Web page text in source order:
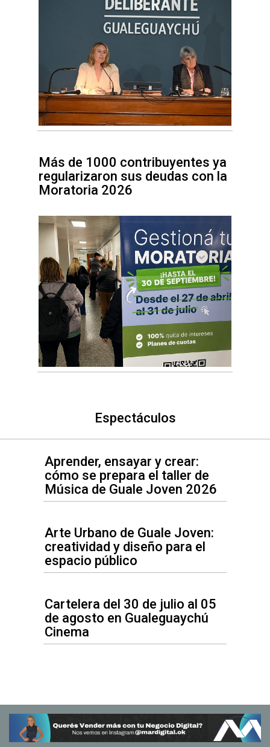
Más de 1000 contribuyentes ya
regularizaron sus deudas con la
Moratoria 2026
Espectáculos
Aprender, ensayar y crear:
cómo se prepara el taller de
Música de Guale Joven 2026
Arte Urbano de Guale Joven:
creatividad y diseño para el
espacio público
Cartelera del 30 de julio al 05
de agosto en Gualeguaychú
Cinema